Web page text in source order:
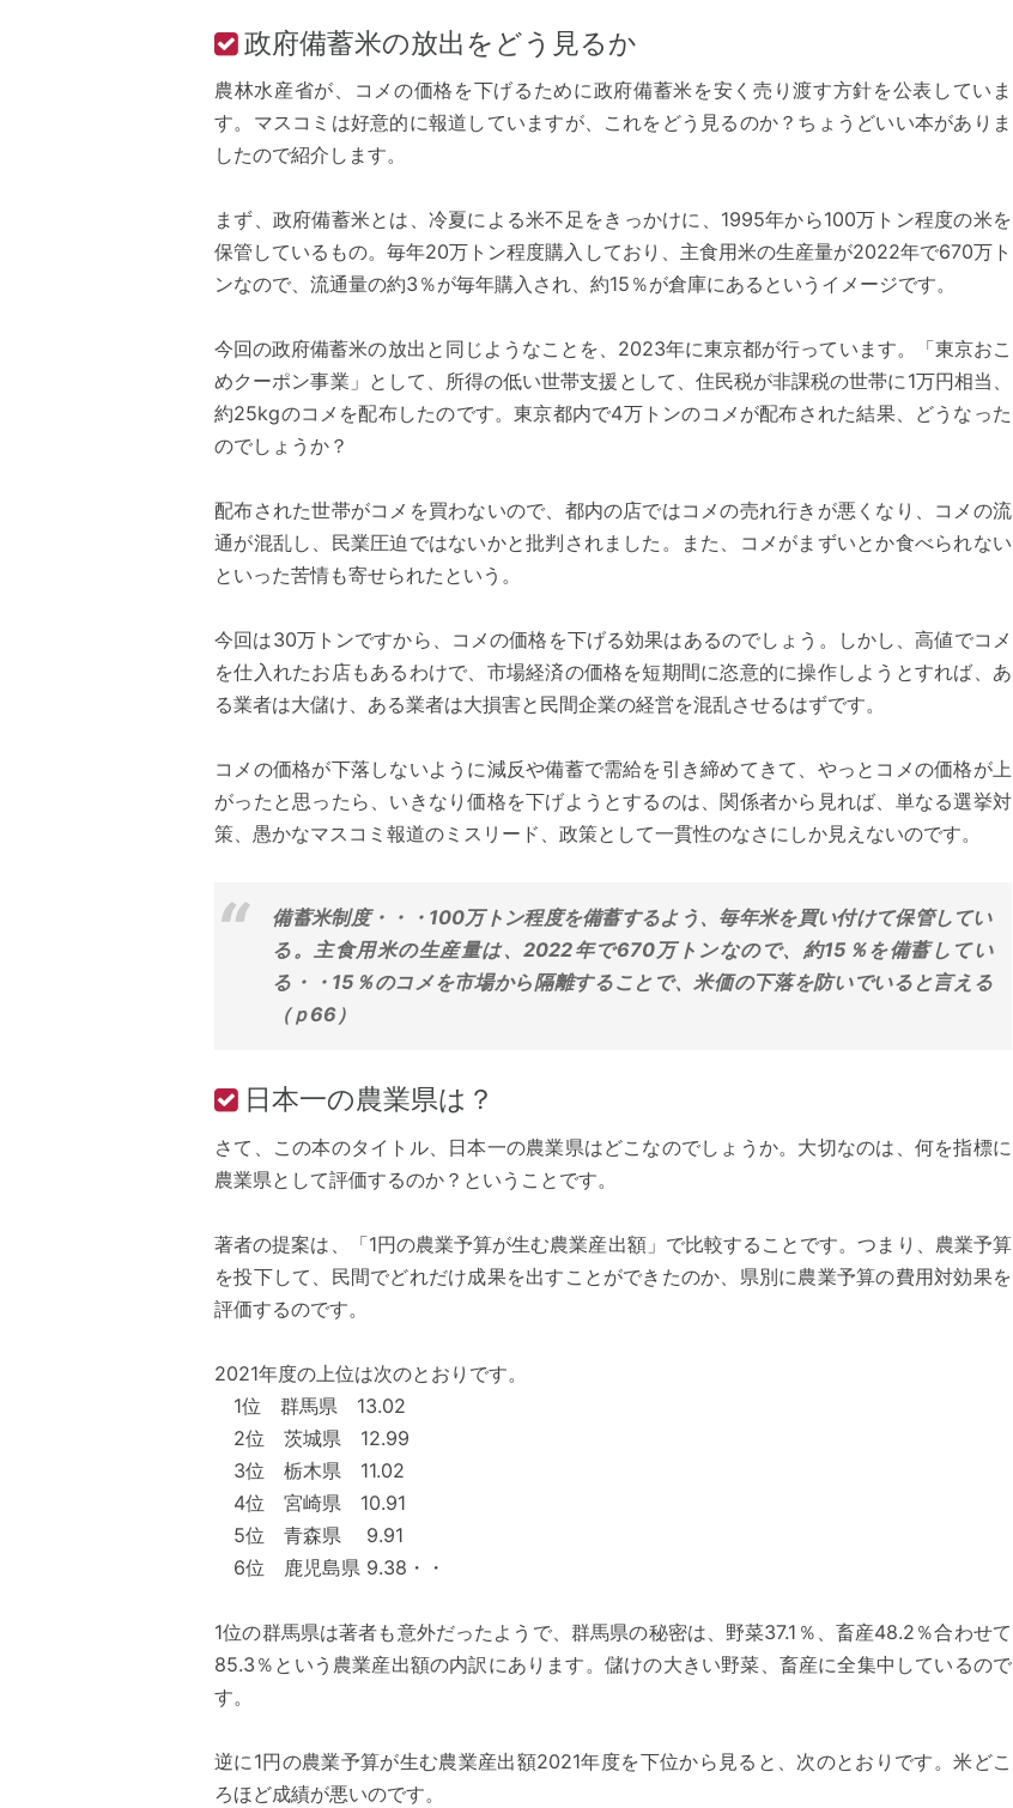
政府備蓄米の放出をどう見るか
農林水産省が、コメの価格を下げるために政府備蓄米を安く売り渡す方針を公表していま
す。マスコミは好意的に報道していますが、これをどう見るのか？ちょうどいい本がありま
したので紹介します。
まず、政府備蓄米とは、冷夏による米不足をきっかけに、1995年から100万トン程度の米を
保管しているもの。毎年20万トン程度購入しており、主食用米の生産量が2022年で670万ト
ンなので、流通量の約3％が毎年購入され、約15％が倉庫にあるというイメージです。
今回の政府備蓄米の放出と同じようなことを、2023年に東京都が行っています。「東京おこ
めクーポン事業」として、所得の低い世帯支援として、住民税が非課税の世帯に1万円相当、
約25kgのコメを配布したのです。東京都内で4万トンのコメが配布された結果、どうなった
のでしょうか？
配布された世帯がコメを買わないので、都内の店ではコメの売れ行きが悪くなり、コメの流
通が混乱し、民業圧迫ではないかと批判されました。また、コメがまずいとか食べられない
といった苦情も寄せられたという。
今回は30万トンですから、コメの価格を下げる効果はあるのでしょう。しかし、高値でコメ
を仕入れたお店もあるわけで、市場経済の価格を短期間に恣意的に操作しようとすれば、あ
る業者は大儲け、ある業者は大損害と民間企業の経営を混乱させるはずです。
コメの価格が下落しないように減反や備蓄で需給を引き締めてきて、やっとコメの価格が上
がったと思ったら、いきなり価格を下げようとするのは、関係者から見れば、単なる選挙対
策、愚かなマスコミ報道のミスリード、政策として一貫性のなさにしか見えないのです。
備蓄米制度・・・100万トン程度を備蓄するよう、毎年米を買い付けて保管してい
る。主食用米の生産量は、2022年で670万トンなので、約15％を備蓄してい
る・・15％のコメを市場から隔離することで、米価の下落を防いでいると言える
（ｐ66）
日本一の農業県は？
さて、この本のタイトル、日本一の農業県はどこなのでしょうか。大切なのは、何を指標に
農業県として評価するのか？ということです。
著者の提案は、「1円の農業予算が生む農業産出額」で比較することです。つまり、農業予算
を投下して、民間でどれだけ成果を出すことができたのか、県別に農業予算の費用対効果を
評価するのです。
2021年度の上位は次のとおりです。
1位 群馬県 13.02
2位 茨城県 12.99
3位 栃木県 11.02
4位 宮崎県 10.91
5位 青森県 9.91
6位 鹿児島県 9.38・・
1位の群馬県は著者も意外だったようで、群馬県の秘密は、野菜37.1％、畜産48.2％合わせて
85.3％という農業産出額の内訳にあります。儲けの大きい野菜、畜産に全集中しているので
す。
逆に1円の農業予算が生む農業産出額2021年度を下位から見ると、次のとおりです。米どこ
ろほど成績が悪いのです。